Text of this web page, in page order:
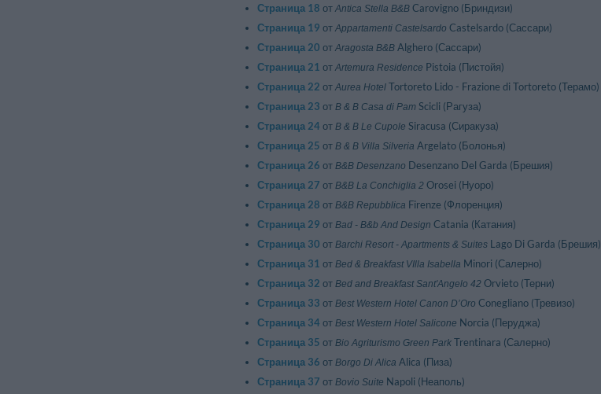
Страница 18 от Antica Stella B&B Carovigno (Бриндизи)
Страница 19 от Appartamenti Castelsardo Castelsardo (Сассари)
Страница 20 от Aragosta B&B Alghero (Сассари)
Страница 21 от Artemura Residence Pistoia (Пистойя)
Страница 22 от Aurea Hotel Tortoreto Lido - Frazione di Tortoreto (Терамо)
Страница 23 от B & B Casa di Pam Scicli (Рагуза)
Страница 24 от B & B Le Cupole Siracusa (Сиракуза)
Страница 25 от B & B Villa Silveria Argelato (Болонья)
Страница 26 от B&B Desenzano Desenzano Del Garda (Брешия)
Страница 27 от B&B La Conchiglia 2 Orosei (Нуоро)
Страница 28 от B&B Repubblica Firenze (Флоренция)
Страница 29 от Bad - B&b And Design Catania (Катания)
Страница 30 от Barchi Resort - Apartments & Suites Lago Di Garda (Брешия)
Страница 31 от Bed & Breakfast VIlla Isabella Minori (Салерно)
Страница 32 от Bed and Breakfast Sant'Angelo 42 Orvieto (Терни)
Страница 33 от Best Western Hotel Canon D’Oro Conegliano (Тревизо)
Страница 34 от Best Western Hotel Salicone Norcia (Перуджа)
Страница 35 от Bio Agriturismo Green Park Trentinara (Салерно)
Страница 36 от Borgo Di Alica Alica (Пиза)
Страница 37 от Bovio Suite Napoli (Неаполь)